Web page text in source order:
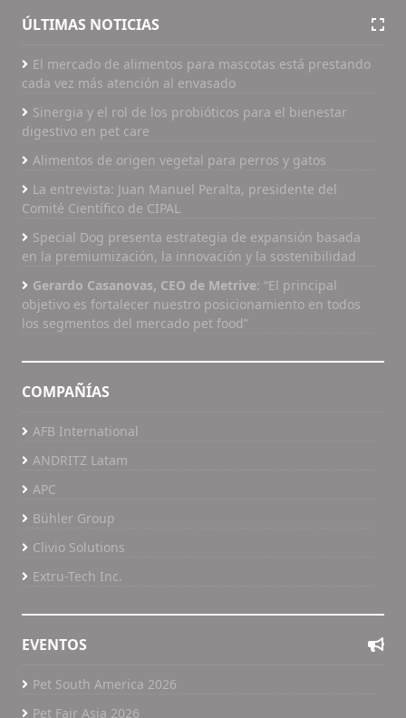
ÚLTIMAS NOTICIAS
El mercado de alimentos para mascotas está prestando
cada vez más atención al envasado
Sinergia y el rol de los probióticos para el bienestar
digestivo en pet care
Alimentos de origen vegetal para perros y gatos
La entrevista: Juan Manuel Peralta, presidente del
Comité Científico de CIPAL
Special Dog presenta estrategia de expansión basada
en la premiumización, la innovación y la sostenibilidad
Gerardo Casanovas, CEO de Metrive: “El principal
objetivo es fortalecer nuestro posicionamiento en todos
los segmentos del mercado pet food”
COMPAÑÍAS
AFB International
ANDRITZ Latam
APC
Bühler Group
Clivio Solutions
Extru-Tech Inc.
EVENTOS
Pet South America 2026
Pet Fair Asia 2026